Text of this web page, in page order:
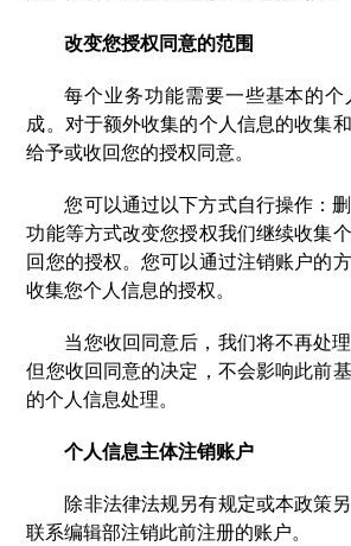
改变您授权同意的范围
每个业务功能需要一些基本的
成。对于额外收集的个人信息的收集
给予或收回您的授权同意。
您可以通过以下方式自行操作：
功能等方式改变您授权我们继续收集
回您的授权。您可以通过注销账户的
收集您个人信息的授权。
当您收回同意后，我们将不再处
但您收回同意的决定，不会影响此前
的个人信息处理。
个人信息主体注销账户
除非法律法规另有规定或本政策
联系编辑部注销此前注册的账户。